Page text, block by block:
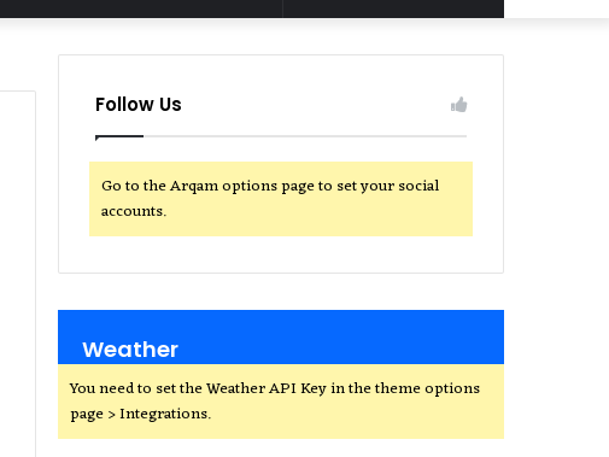
for
Follow Us
Go to the Arqam options page to set your social
accounts.
Weather
You need to set the Weather API Key in the theme options
page > Integrations.